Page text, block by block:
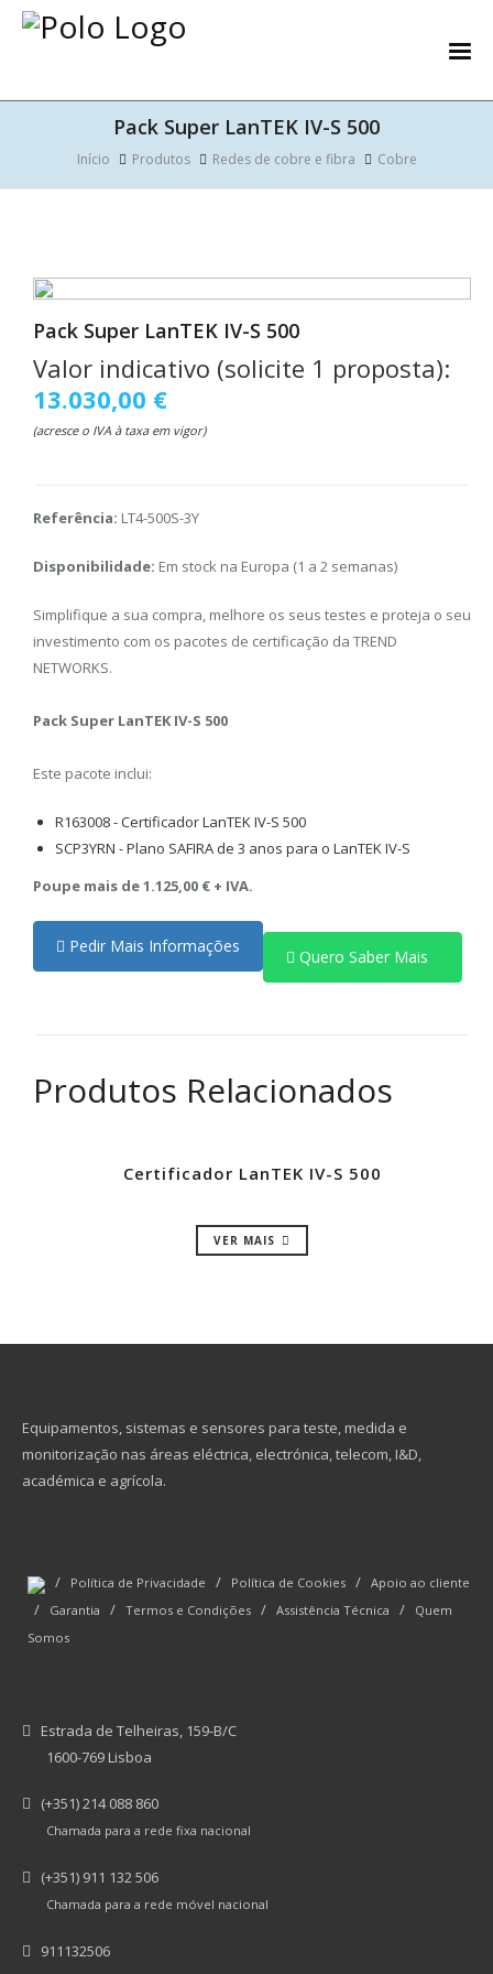
Pack Super LanTEK IV-S 500
Início Produtos Redes de cobre e fibra Cobre
Pack Super LanTEK IV-S 500
Valor indicativo (solicite 1 proposta):
13.030,00 €
(acresce o IVA à taxa em vigor)
Referência: LT4-500S-3Y
Disponibilidade: Em stock na Europa (1 a 2 semanas)
Simplifique a sua compra, melhore os seus testes e proteja o seu
investimento com os pacotes de certificação da TREND
NETWORKS.
Pack Super LanTEK IV-S 500
Este pacote inclui:
R163008 - Certificador LanTEK IV-S 500
SCP3YRN - Plano SAFIRA de 3 anos para o LanTEK IV-S
Poupe mais de 1.125,00 € + IVA.
Pedir Mais Informações
Quero Saber Mais
Produtos Relacionados
Certificador LanTEK IV-S 500
VER MAIS
Equipamentos, sistemas e sensores para teste, medida e
monitorização nas áreas eléctrica, electrónica, telecom, I&D,
académica e agrícola.
/ Política de Privacidade / Política de Cookies / Apoio ao cliente
/ Garantia / Termos e Condições / Assistência Técnica /
Quem
Somos
Estrada de Telheiras, 159-B/C
1600-769 Lisboa
(+351) 214 088 860
Chamada para a rede fixa nacional
(+351) 911 132 506
Chamada para a rede móvel nacional
911132506